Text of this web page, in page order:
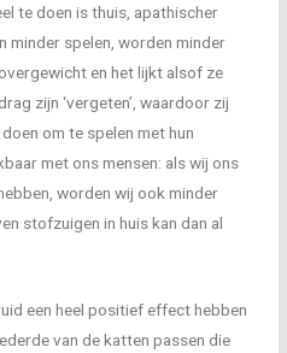
te doen is thuis, apathischer
minder spelen, worden minder
en het lijkt alsof ze
zijn ‘vergeten’, waardoor zij
om te spelen met hun
met ons mensen: als wij ons
worden wij ook minder
stofzuigen in huis kan dan al
een heel positief effect hebben
van de katten passen die